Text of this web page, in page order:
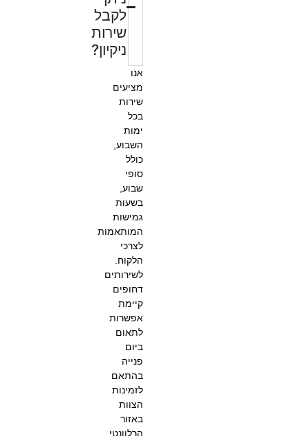
לקבל
שירות
ניקיון?
אנו
מציעים
שירות
בכל
ימות
השבוע,
כולל
סופי
שבוע,
בשעות
גמישות
המותאמות
לצרכי
הלקוח.
לשירותים
דחופים
קיימת
אפשרות
לתאום
ביום
פנייה
בהתאם
לזמינות
הצוות
באזור
הרלוונטי.